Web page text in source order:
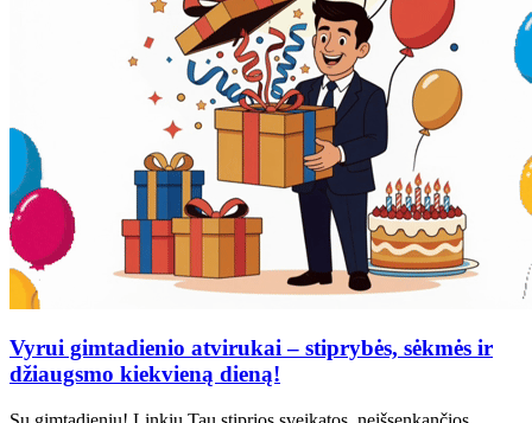
Vyrui gimtadienio atvirukai – stiprybės, sėkmės ir
džiaugsmo kiekvieną dieną!